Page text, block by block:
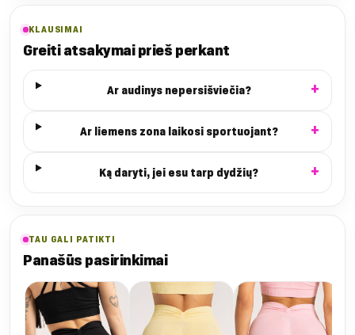
KLAUSIMAI
Greiti atsakymai prieš perkant
Ar audinys nepersišviečia?
Ar liemens zona laikosi sportuojant?
Ką daryti, jei esu tarp dydžių?
TAU GALI PATIKTI
Panašūs pasirinkimai